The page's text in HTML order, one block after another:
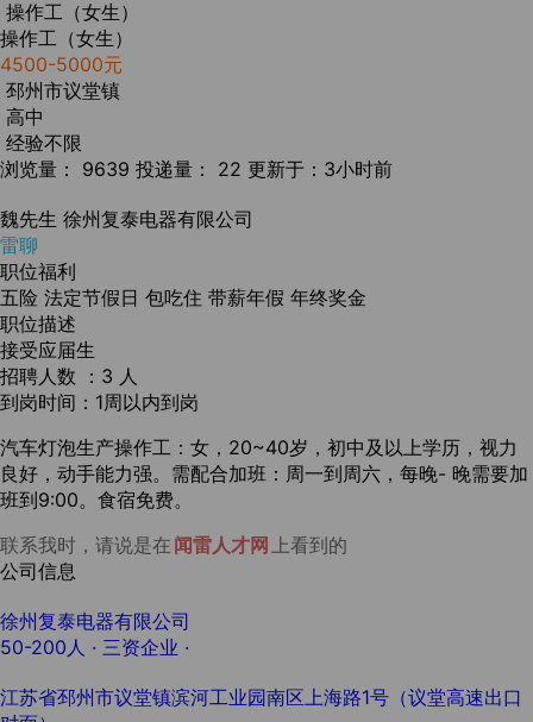
操作工（女生）
操作工（女生）
4500-5000元
邳州市议堂镇
高中
经验不限
浏览量： 9639 投递量： 22 更新于：3小时前
魏先生 徐州复泰电器有限公司
雷聊
职位福利
五险 法定节假日 包吃住 带薪年假 年终奖金
职位描述
接受应届生
招聘人数 ：3 人
到岗时间：1周以内到岗
汽车灯泡生产操作工：女，20~40岁，初中及以上学历，视力
良好，动手能力强。需配合加班：周一到周六，每晚- 晚需要加
班到9:00。食宿免费。
联系我时，请说是在 闻雷人才网 上看到的
公司信息
徐州复泰电器有限公司
50-200人 · 三资企业 ·
江苏省邳州市议堂镇滨河工业园南区上海路1号（议堂高速出口